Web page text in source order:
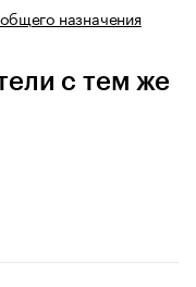
назначения
с тем же